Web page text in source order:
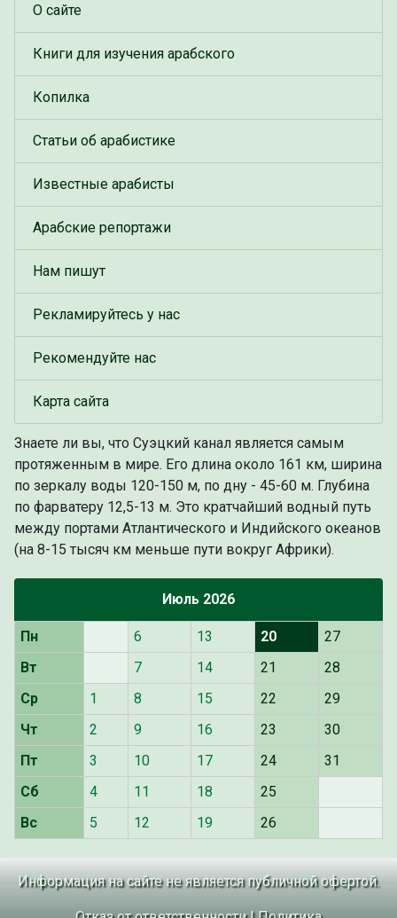
О сайте
Книги для изучения арабского
Копилка
Статьи об арабистике
Известные арабисты
Арабские репортажи
Нам пишут
Рекламируйтесь у нас
Рекомендуйте нас
Карта сайта
Знаете ли вы, что Суэцкий канал является самым
протяженным в мире. Его длина около 161 км, ширина
по зеркалу воды 120-150 м, по дну - 45-60 м. Глубина
по фарватеру 12,5-13 м. Это кратчайший водный путь
между портами Атлантического и Индийского океанов
(на 8-15 тысяч км меньше пути вокруг Африки).
Июль 2026
Пн 6 13 20
27
Вт
7 14 21
28
Ср
1 8 15 22
29
Чт
2 9 16 23
30
Пт
3 10 17 24
31
Сб
4 11 18
25
Вс
5 12 19 26
Информация на сайте не является публичной офертой.